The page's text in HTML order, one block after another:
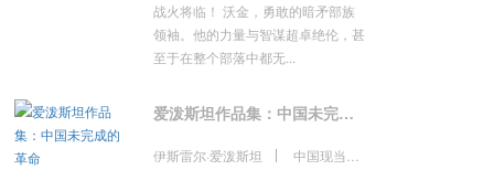
战火将临！ 沃金，勇敢的暗矛部族
领袖。他的力量与智谋超卓绝伦，甚
至于在整个部落中都无...
爱泼斯坦作品集：中国未完成的革命
伊斯雷尔·爱泼斯坦